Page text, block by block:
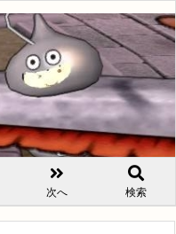
次へ 検索